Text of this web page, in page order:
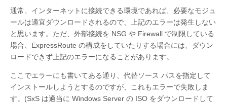
通常、インターネットに接続できる環境であれば、必要なモジュ
ールは適宜ダウンロードされるので、上記のエラーは発生しない
と思います。ただ、外部接続を NSG や Firewall で制限している
場合、ExpressRoute の構成をしていたりする場合には、ダウン
ロードできず上記のエラーになることがあります。
ここでエラーにも書いてある通り、代替ソース パスを指定して
インストールしようとするのですが、これもエラーで失敗しま
す。(SxS は適当に Windows Server の ISO をダウンロードして